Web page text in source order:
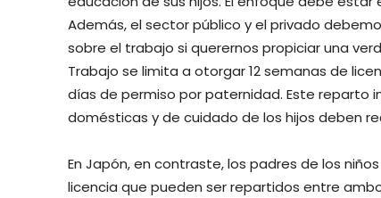
Además, el sector público y el privado
sobre el trabajo si querernos propiciar una
Trabajo se limita a otorgar 12 semanas de
días de permiso por paternidad. Este reparto
domésticas y de cuidado de los hijos deben
En Japón, en contraste, los padres de los
licencia que pueden ser repartidos entre